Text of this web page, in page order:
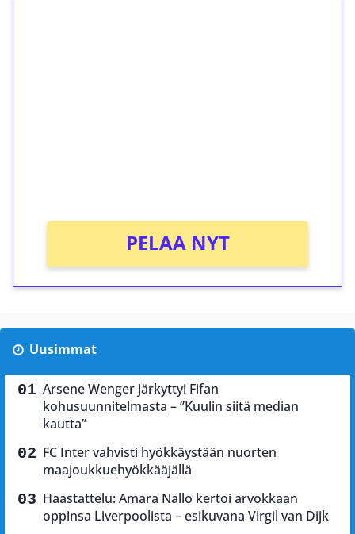
PELAA NYT
Uusimmat
Arsene Wenger järkyttyi Fifan
kohusuunnitelmasta – ”Kuulin siitä median
kautta”
FC Inter vahvisti hyökkäystään nuorten
maajoukkuehyökkääjällä
Haastattelu: Amara Nallo kertoi arvokkaan
oppinsa Liverpoolista – esikuvana Virgil van Dijk